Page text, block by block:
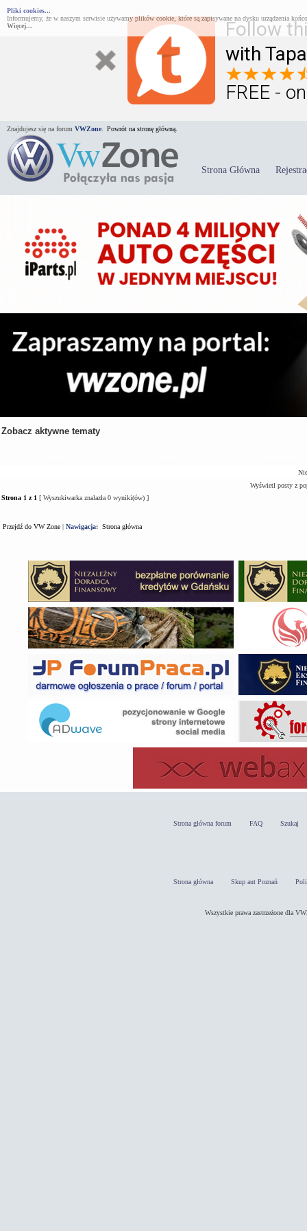
Follow
with
FREE -
Pliki cookies...
Informujemy, że w naszym serwisie używamy plików cookie, które są zapisywane na dysku urządzenia
Więcej...
Znajdujesz się na forum VWZone Powrót na stronę główną.
Strona Główna
Zobacz aktywne tematy
Wyświetl posty z
Strona 1 z 1 [ Wyszukiwarka znalazła 0 wyniki(ów) ]
Przejdź do VW Zone | Nawigacja: Strona główna
Strona główna forum FAQ Szukaj
Strona główna Skup aut Poznań
Wszystkie prawa zastrzeżone dla